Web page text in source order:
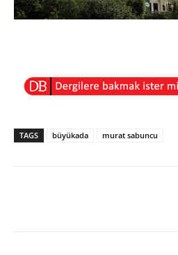
TAGS büyükada murat sabuncu